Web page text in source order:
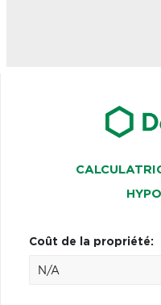
Coût de la propriété: